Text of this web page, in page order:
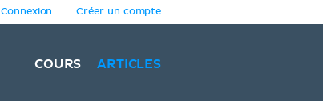
Connexion Créer un compte
COURS ARTICLES